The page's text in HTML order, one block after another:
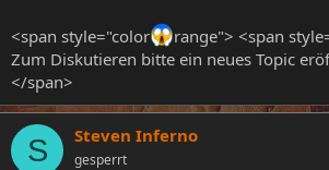
<span style="color
range"> <span
Zum Diskutieren bitte ein neues Topic
</span>
S Steven Inferno
gesperrt